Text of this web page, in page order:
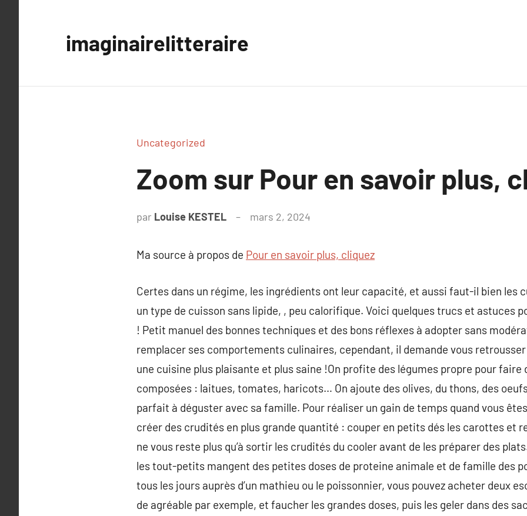
imaginairelitteraire
Uncategorized
Zoom sur Pour en savoir plus,
par Louise KESTEL mars 2, 2024
Ma source à propos de Pour en savoir plus, cliquez
Certes dans un régime, les ingrédients ont leur capacité, et aussi faut-il bien les
un type de cuisson sans lipide, , peu calorifique. Voici quelques trucs et astuces
! Petit manuel des bonnes techniques et des bons réflexes à adopter sans
remplacer ses comportements culinaires, cependant, il demande vous
une cuisine plus plaisante et plus saine !On profite des légumes propre pour faire
composées : laitues, tomates, haricots… On ajoute des olives, du thons, des
parfait à déguster avec sa famille. Pour réaliser un gain de temps quand vous
créer des crudités en plus grande quantité : couper en petits dés les carottes et
ne vous reste plus qu’à sortir les crudités du cooler avant de les préparer des
les tout-petits mangent des petites doses de proteine animale et de famille des
tous les jours auprès d’un mathieu ou le poissonnier, vous pouvez acheter deux
de agréable par exemple, et faucher les grandes doses, puis les geler dans des